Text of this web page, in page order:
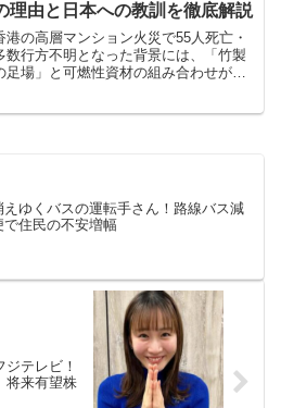
理由と日本への教訓を徹底解説
港の高層マンション火災で55人死亡・
数行方不明となった背景には、「竹製
足場」と可燃性資材の組み合わせがあ
えゆくバスの運転手さん！路線バス減
で住民の不安増幅
テレビ！
将来有望株